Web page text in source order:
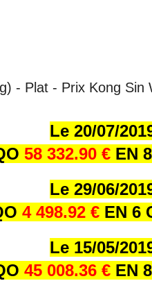
- Plat - Prix Kong Sin
Le 20/07/
58 332.90 €EN 8
Le 29/06/
4 498.92 €EN 6
Le 15/05/
45 008.36 €EN 8